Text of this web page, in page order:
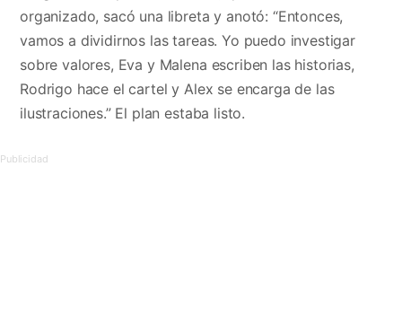
organizado, sacó una libreta y anotó: “Entonces,
vamos a dividirnos las tareas. Yo puedo investigar
sobre valores, Eva y Malena escriben las historias,
Rodrigo hace el cartel y Alex se encarga de las
ilustraciones.” El plan estaba listo.